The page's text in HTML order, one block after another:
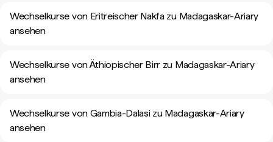
Wechselkurse von Eritreischer Nakfa zu Madagaskar-Ariary
ansehen
Wechselkurse von Äthiopischer Birr zu Madagaskar-Ariary
ansehen
Wechselkurse von Gambia-Dalasi zu Madagaskar-Ariary
ansehen